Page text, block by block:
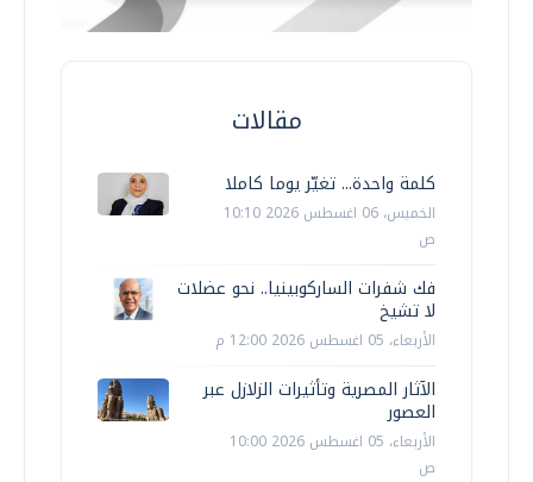
مقالات
كلمة واحدة... تغيّر يوما كاملا
الخميس، 06 اغسطس 2026 10:10
ص
فك شفرات الساركوبينيا.. نحو عضلات
لا تشيخ
الأربعاء، 05 اغسطس 2026 12:00 م
الآثار المصرية وتأثيرات الزلازل عبر
العصور
الأربعاء، 05 اغسطس 2026 10:00
ص